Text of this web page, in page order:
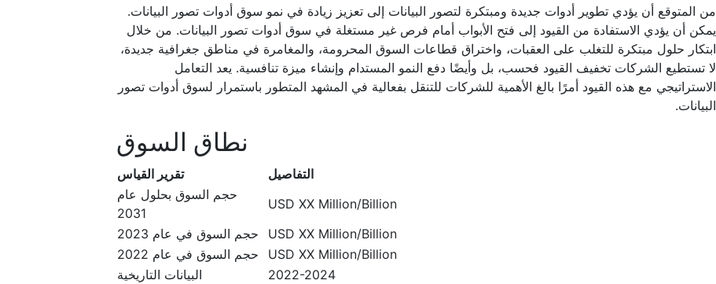
من المتوقع أن يؤدي تطوير أدوات جديدة ومبتكرة لتصور البيانات إلى تعزيز زيادة في نمو سوق أدوات تصور البيانات.
يمكن أن يؤدي الاستفادة من القيود إلى فتح الأبواب أمام فرص غير مستغلة في سوق أدوات تصور البيانات. من خلال
ابتكار حلول مبتكرة للتغلب على العقبات، واختراق قطاعات السوق المحرومة، والمغامرة في مناطق جغرافية جديدة،
لا تستطيع الشركات تخفيف القيود فحسب، بل وأيضًا دفع النمو المستدام وإنشاء ميزة تنافسية. يعد التعامل
الاستراتيجي مع هذه القيود أمرًا بالغ الأهمية للشركات للتنقل بفعالية في المشهد المتطور باستمرار لسوق أدوات تصور
البيانات.
نطاق السوق
تقرير القياس
التفاصيل
حجم السوق بحلول عام
2031
USD XX Million/Billion
حجم السوق في عام 2023
USD XX Million/Billion
حجم السوق في عام 2022
USD XX Million/Billion
البيانات التاريخية
2022-2024